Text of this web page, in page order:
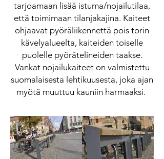
tarjoamaan lisää istuma/nojailutilaa,
että toimimaan tilanjakajina. Kaiteet
ohjaavat pyöräliikennettä pois torin
kävelyalueelta, kaiteiden toiselle
puolelle pyörätelineiden taakse.
Vankat nojailukaiteet on valmistettu
suomalaisesta lehtikuusesta, joka ajan
myötä muuttuu kauniin harmaaksi.